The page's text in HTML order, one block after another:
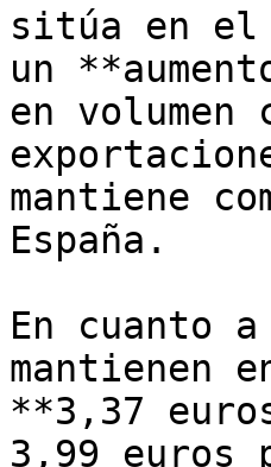
sitúa en el
un
en
mantiene
España.
En cuanto
mantienen
**3,37
3,99